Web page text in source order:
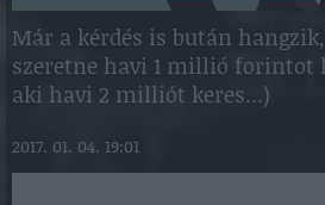
Már a kérdés is bután
szeretne havi 1 millió forintot
aki havi 2 milliót keres...)
2017. 01. 04. 19:01